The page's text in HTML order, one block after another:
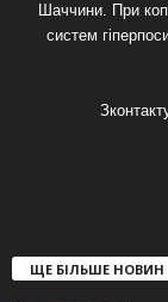
Шаччини. При
систем
ЩЕ БІЛЬШЕ НОВИН